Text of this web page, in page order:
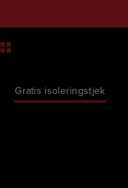
Gratis isoleringstjek